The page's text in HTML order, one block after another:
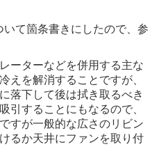
て箇条書きにしたので、参
ーターなどを併用する主な
えを解消することですが、
落下して後は拭き取るべき
引することにもなるので、
すが一般的な広さのリビン
るか天井にファンを取り付